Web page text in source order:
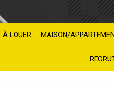
À LOUER MAISON/